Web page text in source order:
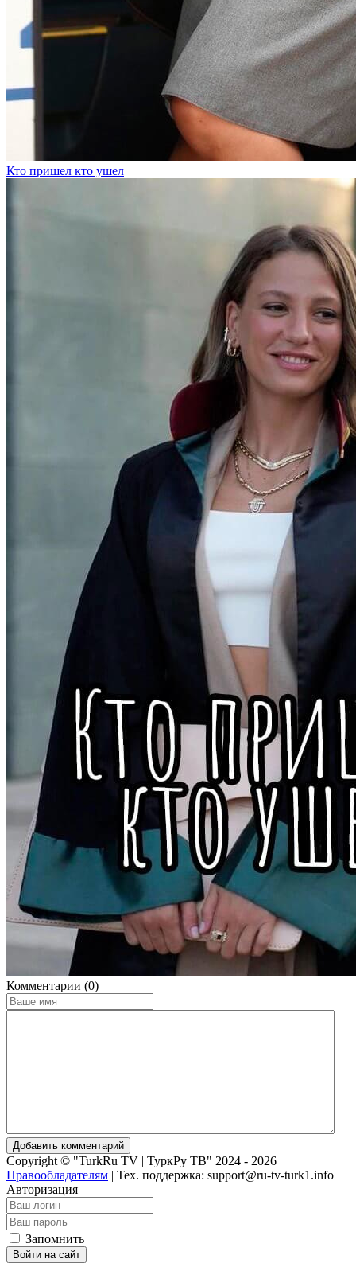
Кто пришел кто ушел
Комментарии (0)
Добавить комментарий
Copyright © "TurkRu TV | ТуркРу ТВ" 2024 - 2026 |
Правообладателям | Тех. поддержка: support@ru-tv-turk1.info
Авторизация
Запомнить
Войти на сайт